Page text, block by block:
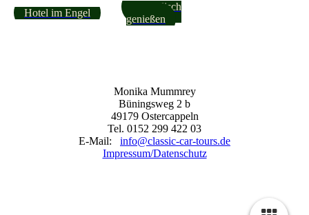
Hotel im Engel
Westfälisch
genießen
Monika Mummrey
Büningsweg 2 b
49179 Ostercappeln
Tel. 0152 299 422 03
E-Mail: info@classic-car-tours.de
Impressum/Datenschutz